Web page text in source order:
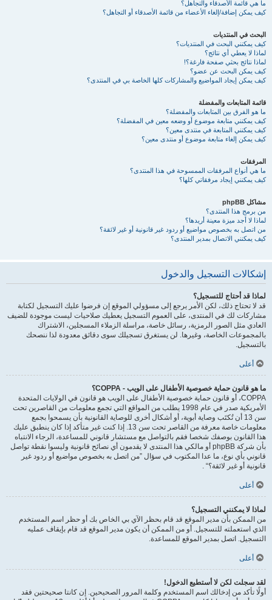
ما هي قائمة الأصدقاء والتجاهل؟
كيف يمكن إضافة/إلغاء الأعضاء من قائمة الأصدقاء أو التجاهل؟
البحث في المنتديات
كيف يمكنني البحث في المنتديات؟
لماذا لا يعطي أي نتائج؟
لماذا نتائج بحثي صفحة فارغة؟!
كيف يمكن البحث عن عضو؟
كيف يمكن إيجاد المواضيع والمشاركات كلها الخاصة بي في المنتدى؟
قائمة المتابعات والمفضلة
ما هو الفرق بين المتابعات والمفضلة؟
كيف يمكنني متابعة موضوع أو وضعه معين في المفضلة؟
كيف يمكنني المتابعة في منتدى معين؟
كيف يمكن إلغاء متابعة موضوع أو منتدى معين؟
المرفقات
ما هي أنواع المرفقات الممسوحة في هذا المنتدى؟
كيف يمكنني إيجاد مرفقاتي كلها؟
مشاكل phpBB
من برمج هذا المنتدى؟
لماذا لا أجد ميزة معينة أريدها؟
من اتصل به بخصوص مواضيع أو ردود غير قانونية أو غير لائقة؟
كيف يمكنني الاتصال بمدير المنتدى؟
إشكالات التسجيل والدخول
لماذا قد أحتاج للتسجيل؟
قد لا تحتاج ذلك، لكن الأمر يرجع إلى مسؤولي الموقع إن فرضوا عليك التسجيل لكتابة
مشاركات لك في المنتدى، على العموم التسجيل يعطيك صلاحيات ليست موجودة للضيف
العادي مثل الصور الرمزية، رسائل خاصة، مراسلة الزملاء المسجلين، الاشتراك
بالمجموعات الخاصة، وغيرها. لن يستغرق تسجيلك سوى دقائق معدودة لذا ننصحك
بالتسجيل.
أعلى
ما هو قانون حماية خصوصية الأطفال على الويب - COPPA؟
COPPA، أو قانون حماية خصوصية الأطفال على الويب هو قانون في الولايات المتحدة
الأمريكية صدر في عام 1998 يطلب من المواقع التي تجمع معلومات من القاصرين تحت
سن 13 أن تُكتَب وصاية أبوية، أو أشكال أخرى للوصاية القانونية بأن يسمحوا بجمع
معلومات خاصة معرفة من القاصر تحت سن 13. إذا كنت غير متأكد إذا كان ينطبق عليك
هذا القانون بوصفك شخصا فقم بالتواصل مع مستشار قانوني للمساعدة، الرجاء الانتباه
بأن شركة phpBB أو مالكي هذا المنتدى لا يقدمون أي نصائح قانونية وليسوا نقطة تواصل
قانوني بأي نوع، ما عدا المكتوب في سؤال ”من اتصل به بخصوص مواضيع أو ردود غير
قانونية أو غير لائقة؟“ .
أعلى
لماذا لا يمكنني التسجيل؟
من الممكن بأن مدير الموقع قد قام بحظر الآي بي الخاص بك أو حظر اسم المستخدم
الذي استعملته للتسجيل. أو من الممكن أن يكون مدير الموقع قد قام بإيقاف عمليه
التسجيل. اتصل بمدير الموقع للمساعدة.
أعلى
لقد سجلت لكن لا أستطيع الدخول!
أولًا تأكد من إدخالك اسم المستخدم وكلمة المرور الصحيحين. إن كانتا صحيحتين فقد